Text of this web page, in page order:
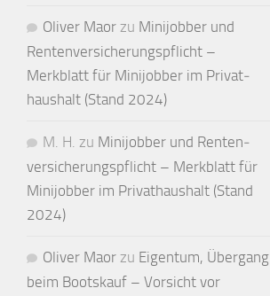
Oliver Maor zu Minijobber und
Renten­versicherungs­pflicht –
Merkblatt für Mini­jobber im Privat­
haushalt (Stand 2024)
M. H. zu Minijobber und Renten­
versicherungs­pflicht – Merkblatt für
Mini­jobber im Privat­haushalt (Stand
2024)
Oliver Maor zu Eigentum, Übergang
beim Bootskauf – Vorsicht vor